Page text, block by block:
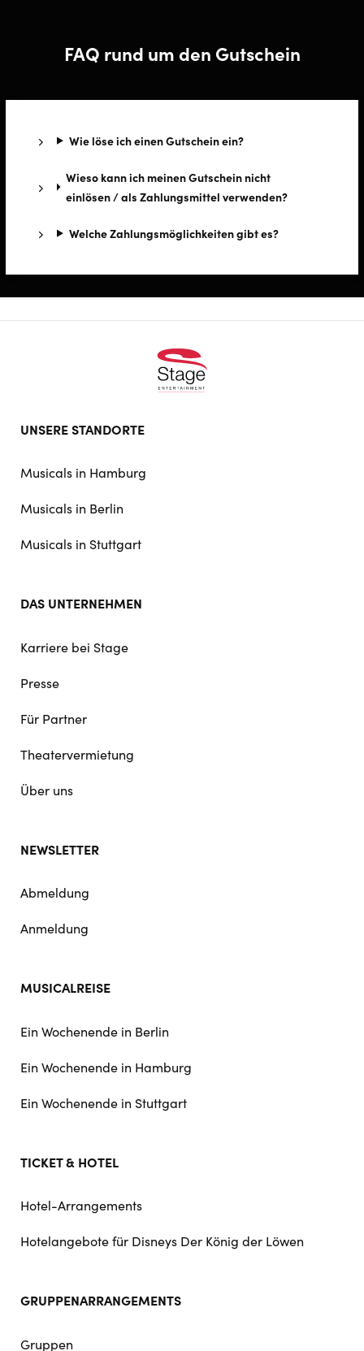
FAQ rund um den Gutschein
Wie löse ich einen Gutschein ein?
Wieso kann ich meinen Gutschein nicht
einlösen / als Zahlungsmittel verwenden?
Wel­che Zah­lungs­mög­lich­kei­ten gibt es?
doormat
UNSERE STANDORTE
Musicals in Hamburg
Musicals in Berlin
Musicals in Stuttgart
DAS UNTERNEHMEN
Karriere bei Stage
Presse
Für Partner
Theatervermietung
Über uns
NEWSLETTER
Abmeldung
Anmeldung
MUSICALREISE
Ein Wochenende in Berlin
Ein Wochenende in Hamburg
Ein Wochenende in Stuttgart
TICKET & HOTEL
Hotel-Arrangements
Hotelangebote für Disneys Der König der Löwen
GRUPPENARRANGEMENTS
Gruppen